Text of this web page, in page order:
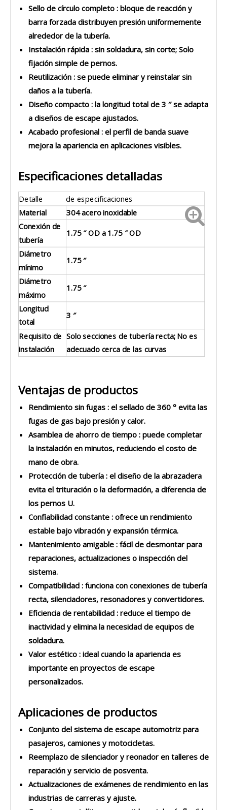
Sello de círculo completo : bloque de reacción y
barra forzada distribuyen presión uniformemente
alrededor de la tubería.
Instalación rápida : sin soldadura, sin corte; Solo
fijación simple de pernos.
Reutilización : se puede eliminar y reinstalar sin
daños a la tubería.
Diseño compacto : la longitud total de 3 ″ se adapta
a diseños de escape ajustados.
Acabado profesional : el perfil de banda suave
mejora la apariencia en aplicaciones visibles.
Especificaciones detalladas
Detalle
de especificaciones
Material
304 acero inoxidable
Conexión de
tubería
1.75 ″ OD a 1.75 ″ OD
Diámetro
mínimo
1.75 ″
Diámetro
máximo
1.75 ″
Longitud
total
3 ″
Requisito de
instalación
Solo secciones de tubería recta; No es
adecuado cerca de las curvas
Ventajas de productos
Rendimiento sin fugas : el sellado de 360 ​​° evita las
fugas de gas bajo presión y calor.
Asamblea de ahorro de tiempo : puede completar
la instalación en minutos, reduciendo el costo de
mano de obra.
Protección de tubería : el diseño de la abrazadera
evita el trituración o la deformación, a diferencia de
los pernos U.
Confiabilidad constante : ofrece un rendimiento
estable bajo vibración y expansión térmica.
Mantenimiento amigable : fácil de desmontar para
reparaciones, actualizaciones o inspección del
sistema.
Compatibilidad : funciona con conexiones de tubería
recta, silenciadores, resonadores y convertidores.
Eficiencia de rentabilidad : reduce el tiempo de
inactividad y elimina la necesidad de equipos de
soldadura.
Valor estético : ideal cuando la apariencia es
importante en proyectos de escape
personalizados.
Aplicaciones de productos
Conjunto del sistema de escape automotriz para
pasajeros, camiones y motocicletas.
Reemplazo de silenciador y reonador en talleres de
reparación y servicio de posventa.
Actualizaciones de exámenes de rendimiento en las
industrias de carreras y ajuste.